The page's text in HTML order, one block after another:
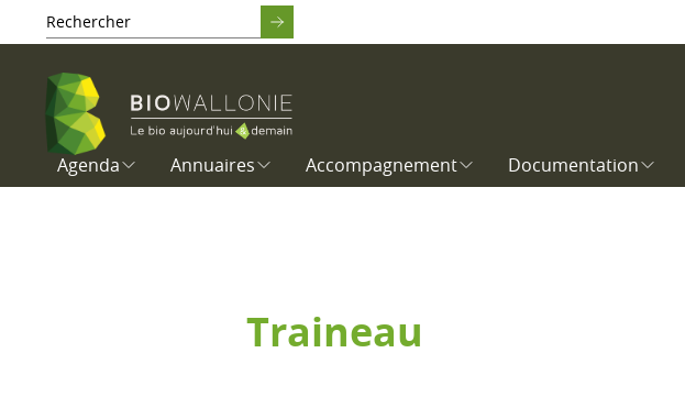
Agenda Annuaires Accompagnement Documentation
Traineau